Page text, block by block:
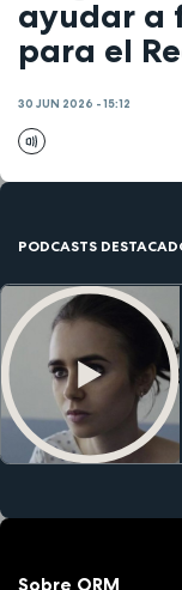
ayudar a
para el
30 JUN 2026 - 15:12
PODCASTS
Sobre ORM